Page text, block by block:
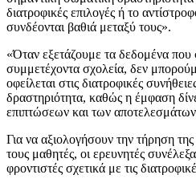
διατροφικές επιλογές ή το
συνδέονται βαθιά μεταξύ τους».
«Όταν εξετάζουμε τα δεδομένα
συμμετέχοντα σχολεία, δεν
οφείλεται στις διατροφικές
δραστηριότητα, καθώς η έμφαση
επιπτώσεων και των
Για να αξιολογήσουν την τήρηση
τους μαθητές, οι ερευνητές
φροντιστές σχετικά με τις